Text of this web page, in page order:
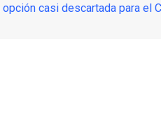
opción casi descartada para el